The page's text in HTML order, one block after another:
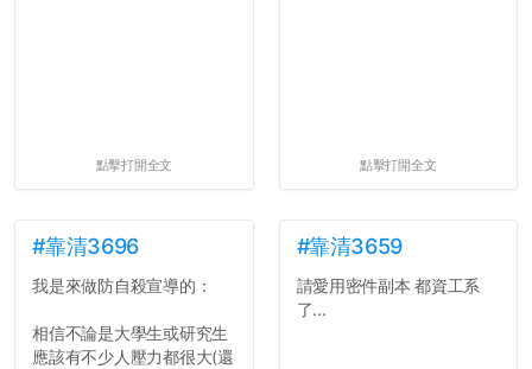
點擊打開全文 點擊打開全文
#靠清3696
我是來做防自殺宣導的：
相信不論是大學生或研究生
應該有不少人壓力都很大(還
#靠清3659
請愛用密件副本 都資工系
了...